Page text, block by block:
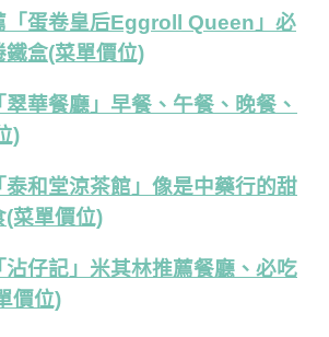
「蛋卷皇后Eggroll Queen」必
盒(菜單價位)
華餐廳」早餐、午餐、晚餐、
)
泰和堂涼茶館」像是中藥行的甜
(菜單價位)
沾仔記」米其林推薦餐廳、必吃
價位)